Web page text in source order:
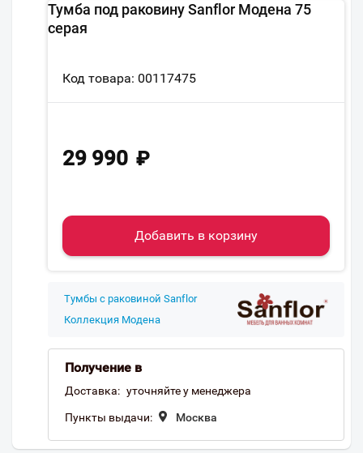
Тумба под раковину Sanflor Модена 75
серая
Код товара: 00117475
29 990 ₽
Добавить в корзину
Тумбы с раковиной Sanflor
Коллекция Модена
Получение в
Доставка: уточняйте у менеджера
Пункты выдачи: Москва